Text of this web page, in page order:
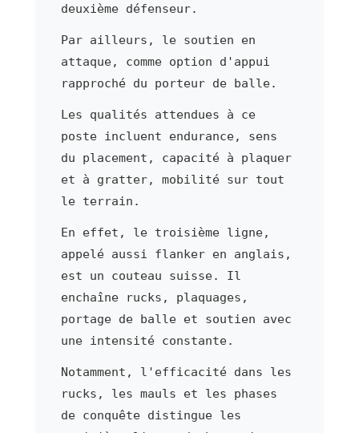
deuxième défenseur.
Par ailleurs, le soutien en
attaque, comme option d'appui
rapproché du porteur de balle.
Les qualités attendues à ce
poste incluent endurance, sens
du placement, capacité à plaquer
et à gratter, mobilité sur tout
le terrain.
En effet, le troisième ligne,
appelé aussi flanker en anglais,
est un couteau suisse. Il
enchaîne rucks, plaquages,
portage de balle et soutien avec
une intensité constante.
Notamment, l'efficacité dans les
rucks, les mauls et les phases
de conquête distingue les